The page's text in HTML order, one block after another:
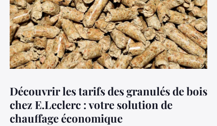
Découvrir les tarifs des granulés de bois
chez E.Leclerc : votre solution de
chauffage économique